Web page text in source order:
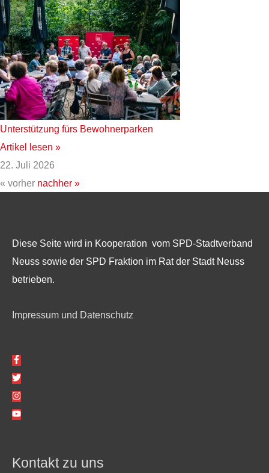
Unterstützung fürs Bewohnerparken
Artikel lesen »
22. Juli 2026
« vorher nachher »
Diese Seite wird in Kooperation vom SPD-Stadtverband
Neuss sowie der SPD Fraktion im Rat der Stadt Neuss
betrieben.
Impressum und Datenschutz
Kontakt zu uns